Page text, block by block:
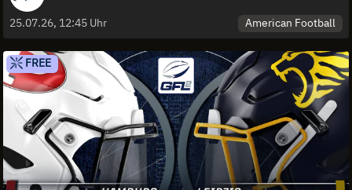
25.07.26, 12:45 Uhr American Football
FREE